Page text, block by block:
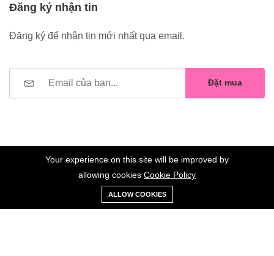
Đăng ký nhận tin
Đăng ký để nhận tin mới nhất qua email.
Đặt mua
©2023 Hoa Nelly . All Rights Reserved.
0
Xe
đẩy
Danh sách
yêu thích
Your experience on this site will be improved by
allowing cookies Cookie Policy
ALLOW COOKIES